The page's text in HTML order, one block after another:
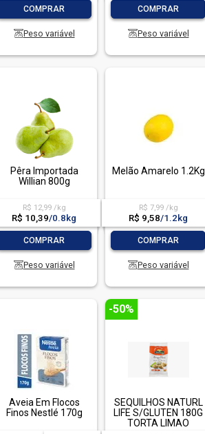
COMPRAR
Peso variável
COMPRAR
Peso variável
Pêra Importada
Willian 800g
R$ 12,99 /kg
R$ 10,39/0.8kg
COMPRAR
Peso variável
Melão Amarelo 1.2Kg
R$ 7,99 /kg
R$ 9,58/1.2kg
COMPRAR
Peso variável
Aveia Em Flocos
Finos Nestlé 170g
-50%
SEQUILHOS NATURL
LIFE S/GLUTEN 180G
TORTA LIMAO